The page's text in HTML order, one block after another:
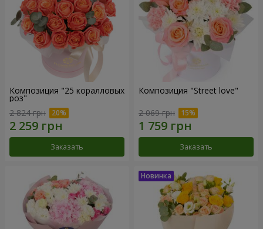
Композиция "25 коралловых
роз"
2 824 грн
Заказать
Композиция "Street love"
2 069 грн
Заказать